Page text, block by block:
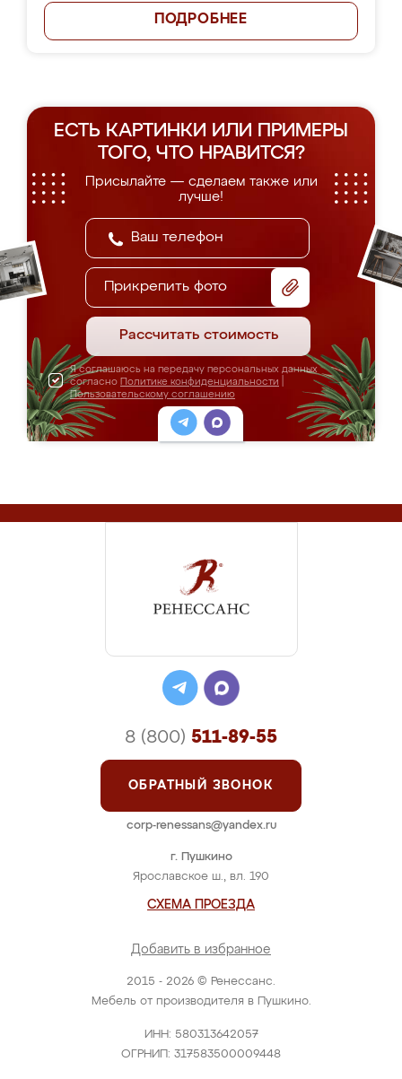
ПОДРОБНЕЕ
ЕСТЬ КАРТИНКИ ИЛИ ПРИМЕРЫ
ТОГО, ЧТО НРАВИТСЯ?
Присылайте — сделаем также или
лучше!
Прикрепить фото
Рассчитать стоимость
Я соглашаюсь на передачу персональных данных
согласно Политике конфиденциальности
Пользовательскому соглашению
2015 - 2026 © Ренессанс.
Мебель от производителя в Пушкино.
ИНН: 580313642057
ОГРНИП: 317583500009448
г. Пушкино
Ярославское ш., вл. 190
СХЕМА ПРОЕЗДА
Добавить в избранное
8 (800) 511-89-55
ОБРАТНЫЙ ЗВОНОК
corp-renessans@yandex.ru